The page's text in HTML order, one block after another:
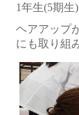
1年生(5期生
ヘアアップ
にも取り組